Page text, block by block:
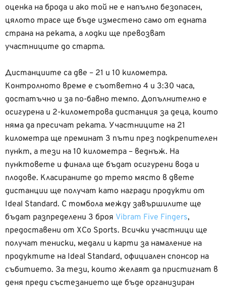
оценка на брода и ако той не е напълно безопасен,
цялото трасе ще бъде изместено само от едната
страна на реката, а лодки ще превозват
участниците до старта.
Дистанциите са две – 21 и 10 километра.
Контролното време е съответно 4 и 3:30 часа,
достатъчно и за по-бавно темпо. Допълнително е
осигурена и 2-километрoва дистанция за деца, които
няма да пресичат реката. Участниците на 21
километра ще преминат 3 пъти през подкрепителен
пункт, а тези на 10 километра – веднъж. На
пунктовете и финала ще бъдат осигурени вода и
плодове. Класираните до трето място в двете
дистанции ще получат като награди продукти от
Ideal Standard. С томбола между завършилите ще
бъдат разпределени 3 броя Vibram Five Fingers,
предоставени от XCo Sports. Всички участници ще
получат тениски, медали и карти за намаление на
продуктите на Ideal Standard, официален спонсор на
събитието. За тези, които желаят да пристигнат в
деня преди състезанието ще бъде организиран